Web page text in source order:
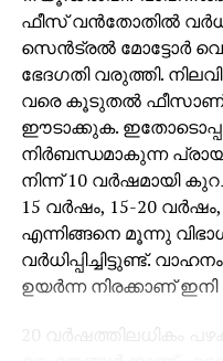
ഫീസ് വന്‍തോതില്‍
സെന്‍ട്രല്‍ മോട്ടോര്‍
ഭേദഗതി വരുത്തി.
വരെ കൂടുതല്‍ ഫീസാണ്
ഈടാക്കുക. ഇതോടൊപ്പം,
നിര്‍ബന്ധമാകുന്ന
നിന്ന് 10 വര്‍ഷമായി
15 വര്‍ഷം, 15-20
എന്നിങ്ങനെ മൂന്നു
വര്‍ധിപ്പിച്ചിട്ടുണ്ട്.
ഉയര്‍ന്ന നിരക്കാണ്
20 വര്‍ഷത്തിലധികം